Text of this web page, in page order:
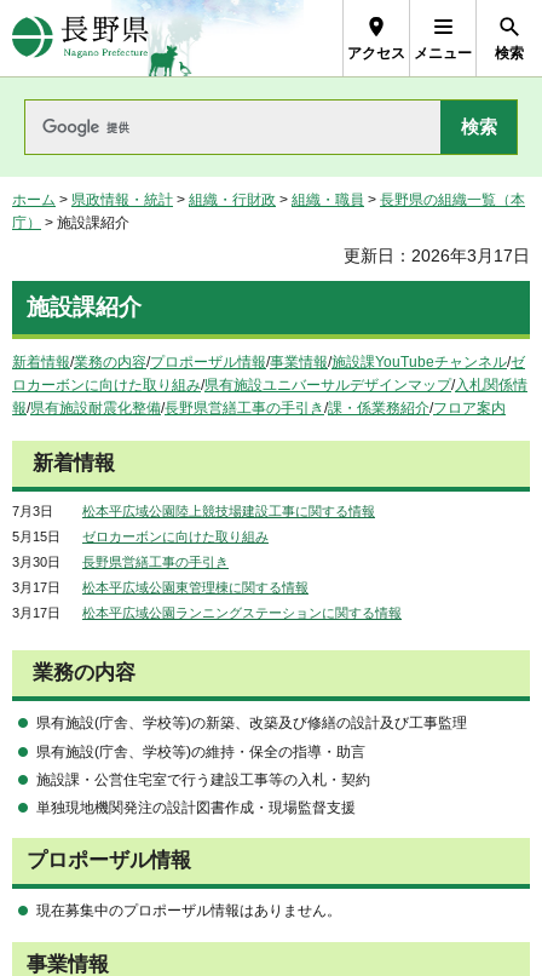
長野県Nagano Prefecture
アクセス メニュー 検索
ホーム > 県政情報・統計 > 組織・行財政 > 組織・職員 > 長野県の組織一覧（本
庁）
> 施設課紹介
更新日：2026年3月17日
施設課紹介
新着情報/業務の内容/プロポーザル情報/事業情報/施設課YouTubeチャンネル/ゼ
ロカーボンに向けた取り組み/県有施設ユニバーサルデザインマップ/入札関係情
報/県有施設耐震化整備/長野県営繕工事の手引き/課・係業務紹介/フロア案内
新着情報
7月3日
松本平広域公園陸上競技場建設工事に関する情報
5月15日
ゼロカーボンに向けた取り組み
3月30日
長野県営繕工事の手引き
3月17日
松本平広域公園東管理棟に関する情報
3月17日
松本平広域公園ランニングステーションに関する情報
業務の内容
県有施設(庁舎、学校等)の新築、改築及び修繕の設計及び工事監理
県有施設(庁舎、学校等)の維持・保全の指導・助言
施設課・公営住宅室で行う建設工事等の入札・契約
単独現地機関発注の設計図書作成・現場監督支援
プロポーザル情報
現在募集中のプロポーザル情報はありません。
事業情報